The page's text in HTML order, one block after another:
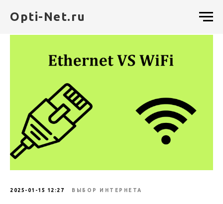
Opti-Net.ru
2025-01-15 12:27 ВЫБОР ИНТЕРНЕТА